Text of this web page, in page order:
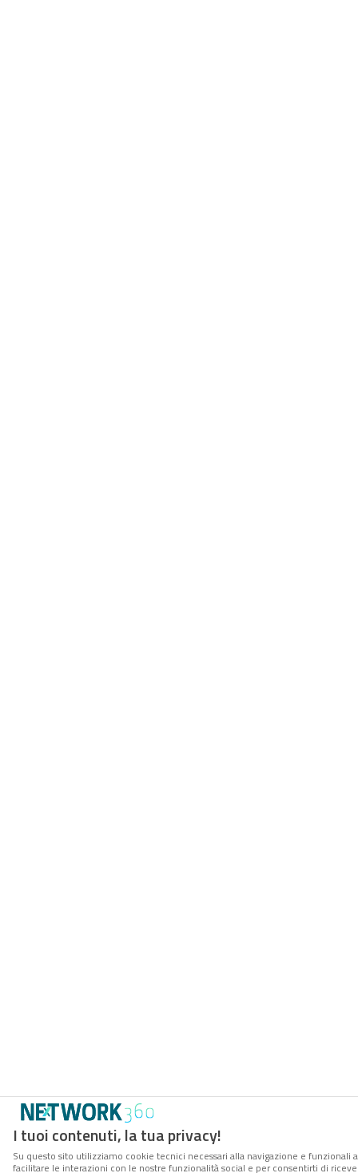
I tuoi contenuti, la tua privacy!
Su questo sito utilizziamo cookie tecnici necessari alla navigazione e
facilitare le interazioni con le nostre funzionalità social e per consentirti di